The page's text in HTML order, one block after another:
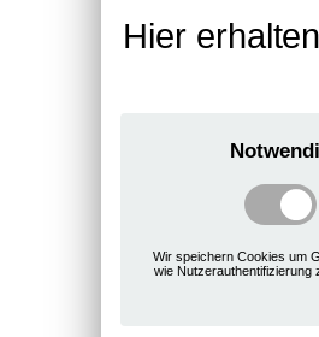
Hier
Wir speichern Cookies um
wie Nutzerauthentifizierung